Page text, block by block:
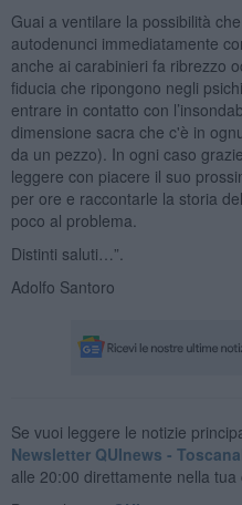
Guai a ventilare la possibilità
autodenunci immediatamente
anche ai carabinieri fa ribrezzo
fiducia che ripongono negli
entrare in contatto con
dimensione sacra che c'è in
da un pezzo). In ogni caso
leggere con piacere il suo
per ore e raccontarle la storia
poco al problema.
Distinti saluti…”.
Adolfo Santoro
Se vuoi leggere le notizie
Newsletter QUInews -
alle 20:00 direttamente nella tua